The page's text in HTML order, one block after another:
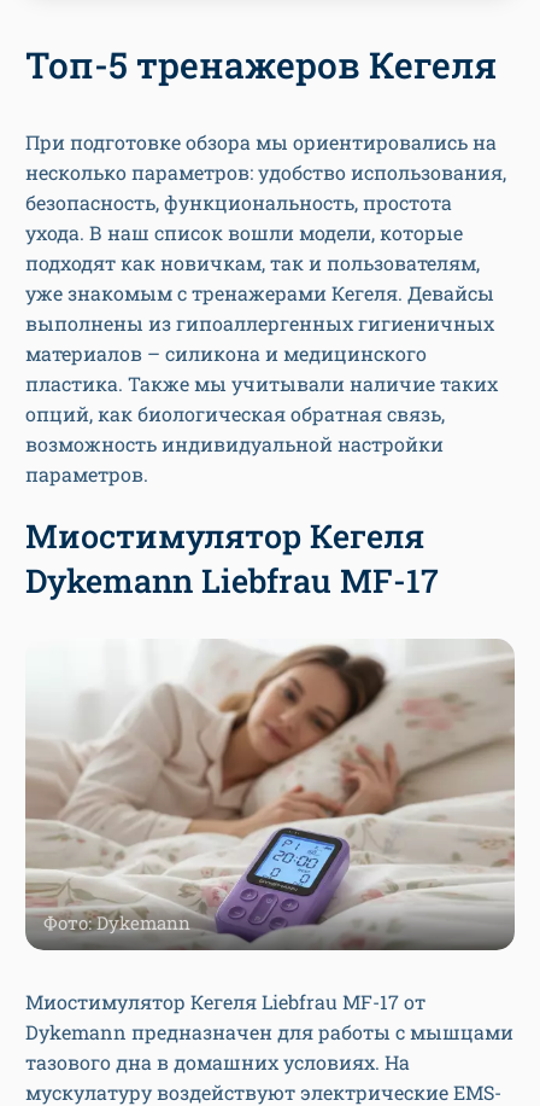
Топ-5 тренажеров Кегеля
При подготовке обзора мы ориентировались на
несколько параметров: удобство использования,
безопасность, функциональность, простота
ухода. В наш список вошли модели, которые
подходят как новичкам, так и пользователям,
уже знакомым с тренажерами Кегеля. Девайсы
выполнены из гипоаллергенных гигиеничных
материалов – силикона и медицинского
пластика. Также мы учитывали наличие таких
опций, как биологическая обратная связь,
возможность индивидуальной настройки
параметров.
Миостимулятор Кегеля
Dykemann Liebfrau MF-17
Фото: Dykemann
Миостимулятор Кегеля Liebfrau MF-17 от
Dykemann предназначен для работы с мышцами
тазового дна в домашних условиях. На
мускулатуру воздействуют электрические EMS-